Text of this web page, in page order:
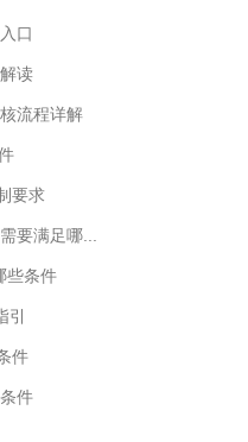
口
读
流程详解
要求
要满足哪...
些条件
件
件